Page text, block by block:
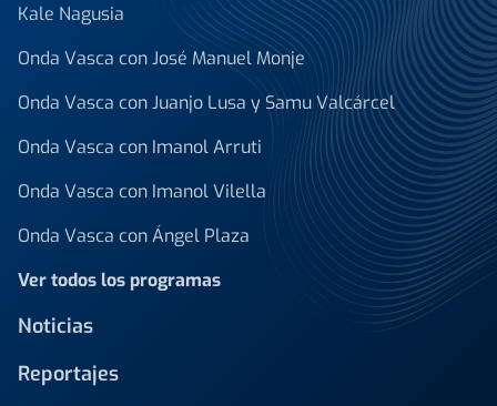
Kale Nagusia
Onda Vasca con José Manuel Monje
Onda Vasca con Juanjo Lusa y Samu Valcárcel
Onda Vasca con Imanol Arruti
Onda Vasca con Imanol Vilella
Onda Vasca con Ángel Plaza
Ver todos los programas
Noticias
Reportajes